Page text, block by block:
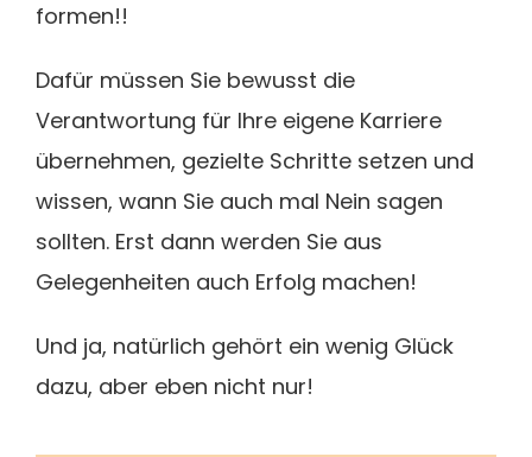
formen!!
Dafür müssen Sie bewusst die
Verantwortung für Ihre eigene Karriere
übernehmen, gezielte Schritte setzen und
wissen, wann Sie auch mal Nein sagen
sollten. Erst dann werden Sie aus
Gelegenheiten auch Erfolg machen!
Und ja, natürlich gehört ein wenig Glück
dazu, aber eben nicht nur!